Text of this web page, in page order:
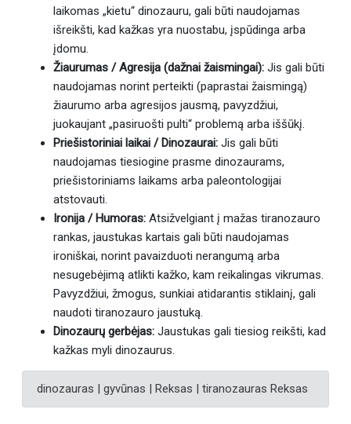
laikomas „kietu“ dinozauru, gali būti naudojamas
išreikšti, kad kažkas yra nuostabu, įspūdinga arba
įdomu.
Žiaurumas / Agresija (dažnai žaismingai): Jis gali būti
naudojamas norint perteikti (paprastai žaismingą)
žiaurumo arba agresijos jausmą, pavyzdžiui,
juokaujant „pasiruošti pulti“ problemą arba iššūkį.
Priešistoriniai laikai / Dinozaurai: Jis gali būti
naudojamas tiesiogine prasme dinozaurams,
priešistoriniams laikams arba paleontologijai
atstovauti.
Ironija / Humoras: Atsižvelgiant į mažas tiranozauro
rankas, jaustukas kartais gali būti naudojamas
ironiškai, norint pavaizduoti nerangumą arba
nesugebėjimą atlikti kažko, kam reikalingas vikrumas.
Pavyzdžiui, žmogus, sunkiai atidarantis stiklainį, gali
naudoti tiranozauro jaustuką.
Dinozaurų gerbėjas: Jaustukas gali tiesiog reikšti, kad
kažkas myli dinozaurus.
dinozauras | gyvūnas | Reksas | tiranozauras Reksas